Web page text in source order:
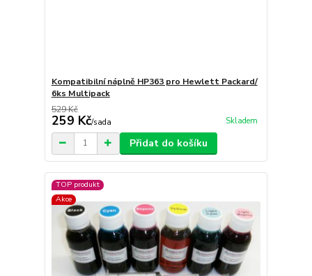
Kompatibilní náplně HP363 pro Hewlett Packard/
6ks Multipack
529 Kč
259 Kč/sada Skladem
Přidat do košíku
TOP produkt
Akce